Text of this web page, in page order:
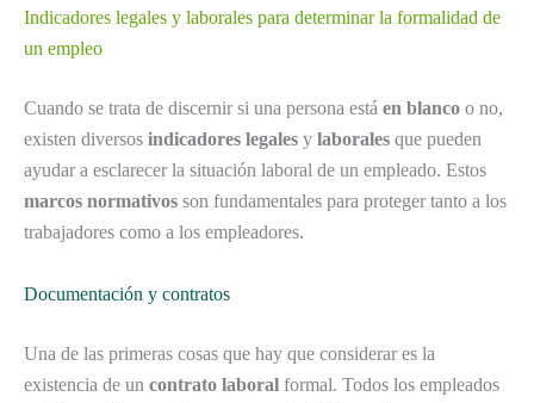
Indicadores legales y laborales para determinar la formalidad de
un empleo
Cuando se trata de discernir si una persona está en blanco o no,
existen diversos indicadores legales y laborales que pueden
ayudar a esclarecer la situación laboral de un empleado. Estos
marcos normativos son fundamentales para proteger tanto a los
trabajadores como a los empleadores.
Documentación y contratos
Una de las primeras cosas que hay que considerar es la
existencia de un contrato laboral formal. Todos los empleados